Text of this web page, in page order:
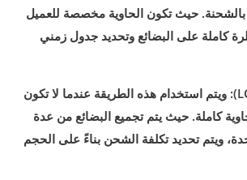
بالشحنة. حيث تكون الحاوية مخصصة للعميل
كاملة على البضائع وتحديد جدول زمني
الشحن التجميعي (LCL): ويتم استخدام هذه الطريقة عندما لا تكون
كاملة. حيث يتم تجميع البضائع من عدة
ويتم تحديد تكلفة الشحن بناءً على الحجم